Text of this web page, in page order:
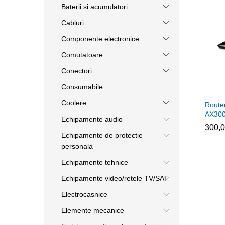
Baterii si acumulatori
Cabluri
Componente electronice
Comutatoare
Conectori
Consumabile
Coolere
Echipamente audio
Echipamente de protectie
personala
Echipamente tehnice
Echipamente video/retele TV/SAT
Electrocasnice
Elemente mecanice